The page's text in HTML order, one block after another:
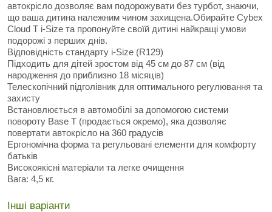
автокрісло дозволяє вам подорожувати без турбот, знаючи,
що ваша дитина належним чином захищена.Обирайте Cybex
Cloud T i-Size та пропонуйте своїй дитині найкращі умови
подорожі з перших днів.
Відповідність стандарту i-Size (R129)
Підходить для дітей зростом від 45 см до 87 см (від
народження до приблизно 18 місяців)
Телескопічний підголівник для оптимального регулювання та
захисту
Встановлюється в автомобілі за допомогою системи
повороту Base T (продається окремо), яка дозволяє
повертати автокрісло на 360 градусів
Ергономічна форма та регульовані елементи для комфорту
батьків
Високоякісні матеріали та легке очищення
Вага: 4,5 кг.
Інші варіанти